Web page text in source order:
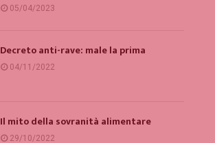
05/04/2023
Decreto anti-rave: male la prima
04/11/2022
Il mito della sovranità alimentare
29/10/2022